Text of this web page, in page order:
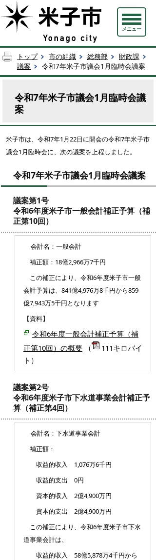
メニュー
トップ 市の組織 総務部
財政課
議案
令和7年米子市議会1月臨時会議案
令和7年米子市議会1月臨時会議
案
米子市は、令和7年1月22日に開会の令和7年米子市
議会1月臨時会に、次の議案を上程しました。
令和7年米子市議会1月臨時会議案
議案第1号
令和6年度米子市一般会計補正予算（補
正第10回）
会計名：一般会計
補正額：18億2,966万7千円
この補正により、令和6年度米子市一般
会計予算は、841億4,976万8千円から859
億7,943万5千円となります
【資料】
令和6年度一般会計補正予算（補
正第10回）の概要 （
111キロバイ
ト）
議案第2号
令和6年度米子市下水道事業会計補正予
算（補正第4回）
会計名：下水道事業会計
補正額：
収益的収入 1,076万6千円
収益的支出 0円
資本的収入 2億4,900万円
資本的支出 2億4,900万円
この補正により、令和6年度米子市下水
道事業会計は、
収益的収入 58億5,878万4千円から